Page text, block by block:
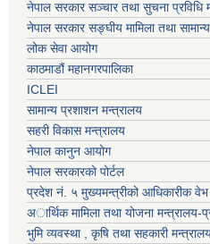
नेपाल सरकार सञ्चार तथा सुचना प्रविधि
नेपाल सरकार सङ्घीय मामिला तथा
लोक सेवा आयोग
काठमाडौं महानगरपालिका
ICLEI
सामान्य प्रशाशन मन्त्रालय
सहरी विकास मन्त्रालय
नेपाल कानुन आयोग
नेपाल सरकारको पोर्टल
प्रदेश नं. ५ मुख्यमन्त्रीको आधिकारीक
अार्थिक मामिला तथा योजना मन्त्रालय-
भुमि व्यवस्था , कृषि तथा सहकारी